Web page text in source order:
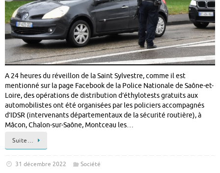
A 24 heures du réveillon de la Saint Sylvestre, comme il est
mentionné sur la page Facebook de la Police Nationale de Saône-et-
Loire, des opérations de distribution d’éthylotests gratuits aux
automobilistes ont été organisées par les policiers accompagnés
d’IDSR (intervenants départementaux de la sécurité routière), à
Mâcon, Chalon-sur-Saône, Montceau les…
Suite…
31 décembre 2022 Société